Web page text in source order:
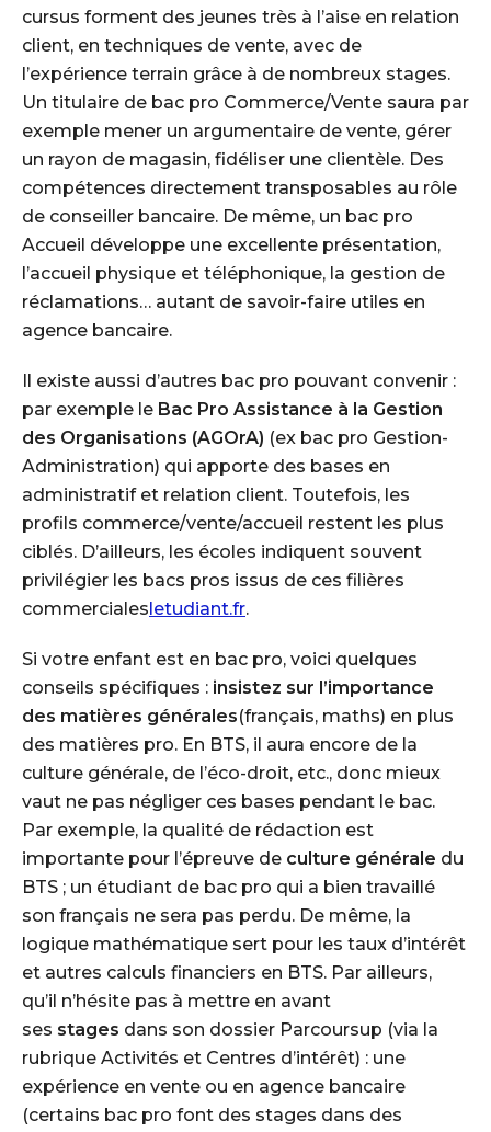
cursus forment des jeunes très à l’aise en relation
client, en techniques de vente, avec de
l’expérience terrain grâce à de nombreux stages.
Un titulaire de bac pro Commerce/Vente saura par
exemple mener un argumentaire de vente, gérer
un rayon de magasin, fidéliser une clientèle. Des
compétences directement transposables au rôle
de conseiller bancaire. De même, un bac pro
Accueil développe une excellente présentation,
l’accueil physique et téléphonique, la gestion de
réclamations… autant de savoir-faire utiles en
agence bancaire.
Il existe aussi d’autres bac pro pouvant convenir :
par exemple le Bac Pro Assistance à la Gestion
des Organisations (AGOrA) (ex bac pro Gestion-
Administration) qui apporte des bases en
administratif et relation client. Toutefois, les
profils commerce/vente/accueil restent les plus
ciblés. D’ailleurs, les écoles indiquent souvent
privilégier les bacs pros issus de ces filières
commercialesletudiant.fr.
Si votre enfant est en bac pro, voici quelques
conseils spécifiques : insistez sur l’importance
des matières générales(français, maths) en plus
des matières pro. En BTS, il aura encore de la
culture générale, de l’éco-droit, etc., donc mieux
vaut ne pas négliger ces bases pendant le bac.
Par exemple, la qualité de rédaction est
importante pour l’épreuve de culture générale du
BTS ; un étudiant de bac pro qui a bien travaillé
son français ne sera pas perdu. De même, la
logique mathématique sert pour les taux d’intérêt
et autres calculs financiers en BTS. Par ailleurs,
qu’il n’hésite pas à mettre en avant
ses stages dans son dossier Parcoursup (via la
rubrique Activités et Centres d’intérêt) : une
expérience en vente ou en agence bancaire
(certains bac pro font des stages dans des